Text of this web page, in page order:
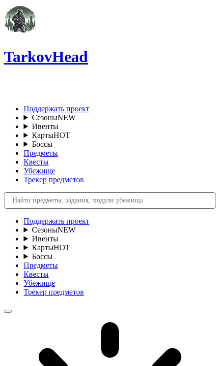
TarkovHead
Поддержать проект
СезоныNEW
Ивенты
КартыHOT
Боссы
Предметы
Квесты
Убежище
Трекер предметов
Поддержать проект
СезоныNEW
Ивенты
КартыHOT
Боссы
Предметы
Квесты
Убежище
Трекер предметов